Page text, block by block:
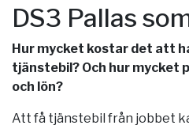
DS3 Pallas
Hur mycket kostar det att
tjänstebil? Och hur mycket
och lön?
Att få tjänstebil från jobbet